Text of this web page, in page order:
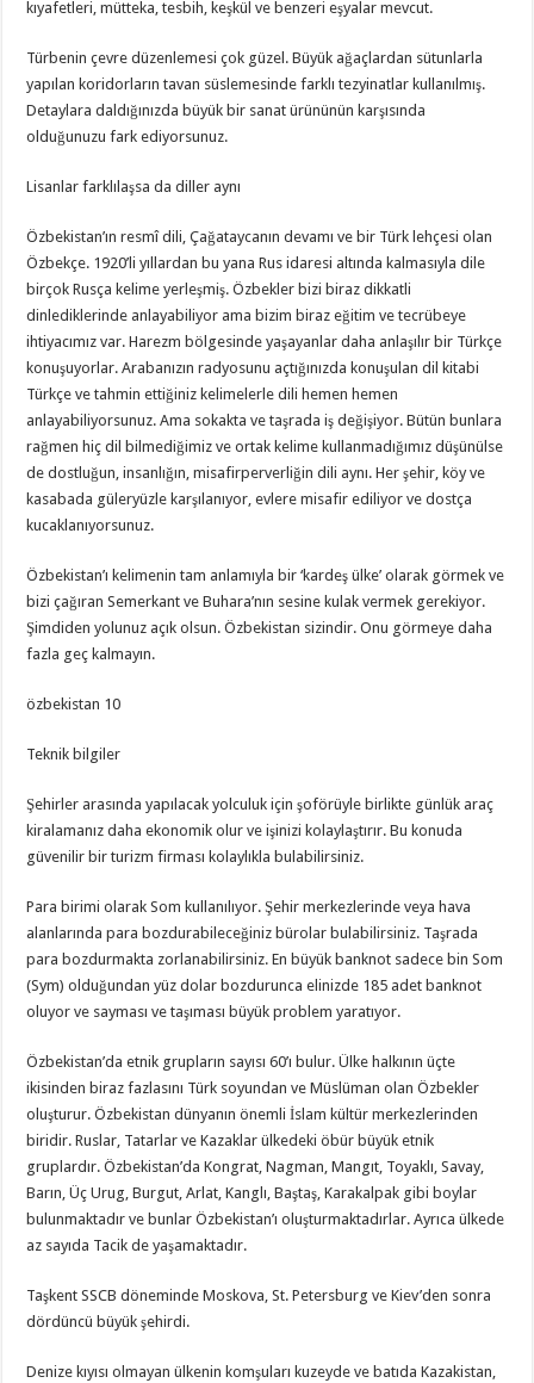
kıyafetleri, mütteka, tesbih, keşkül ve benzeri eşyalar mevcut.
Türbenin çevre düzenlemesi çok güzel. Büyük ağaçlardan sütunlarla
yapılan koridorların tavan süslemesinde farklı tezyinatlar kullanılmış.
Detaylara daldığınızda büyük bir sanat ürününün karşısında
olduğunuzu fark ediyorsunuz.
Lisanlar farklılaşsa da diller aynı
Özbekis­tan’ın resmî dili, Çağataycanın devamı ve bir Türk lehçesi olan
Özbekçe. 1920’li yıllardan bu yana Rus idaresi altında kalmasıyla dile
birçok Rusça kelime yerleşmiş. Özbekler bizi biraz dikkatli
dinlediklerinde anlayabiliyor ama bizim biraz eğitim ve tecrübeye
ihtiyacımız var. Harezm bölgesinde yaşayanlar daha anlaşılır bir Türkçe
konuşuyorlar. Arabanızın radyosunu açtığınızda konuşulan dil kitabi
Türkçe ve tahmin ettiğiniz kelimelerle dili hemen hemen
anlayabiliyorsunuz. Ama sokakta ve taşrada iş değişiyor. Bütün bunlara
rağmen hiç dil bilmediğimiz ve ortak kelime kullanmadığımız düşünülse
de dostluğun, insanlığın, misafirperverliğin dili aynı. Her şehir, köy ve
kasabada güleryüzle karşılanıyor, evlere misafir ediliyor ve dostça
kucaklanıyorsunuz.
Özbekistan’ı kelimenin tam anlamıyla bir ‘kardeş ülke’ olarak görmek ve
bizi çağıran Semerkant ve Buhara’nın sesine kulak vermek gerekiyor.
Şimdiden yolunuz açık olsun. Özbekistan sizindir. Onu görmeye daha
fazla geç kalmayın.
özbekistan 10
Teknik bilgiler
Şehirler arasında yapılacak yolculuk için şoförüyle birlikte günlük araç
kiralamanız daha ekonomik olur ve işinizi kolaylaştırır. Bu konuda
güvenilir bir turizm firması kolaylıkla bulabilirsiniz.
Para birimi olarak Som kullanılıyor. Şehir merkezlerinde veya hava
alanlarında para bozdurabileceğiniz bürolar bulabilirsiniz. Taşrada
para bozdurmakta zorlanabilirsiniz. En büyük banknot sadece bin Som
(Sym) olduğundan yüz dolar bozdurunca elinizde 185 adet banknot
oluyor ve sayması ve taşıması büyük problem yaratıyor.
Özbekistan’da etnik grupların sayısı 60’ı bulur. Ülke halkının üçte
ikisinden biraz fazlasını Türk soyundan ve Müslüman olan Özbekler
oluşturur. Özbekistan dünyanın önemli İslam kültür merkezlerinden
biridir. Ruslar, Tatarlar ve Kazaklar ülkedeki öbür büyük etnik
gruplardır. Özbekistan’da Kongrat, Nagman, Mangıt, Toyaklı, Savay,
Barın, Üç Urug, Burgut, Arlat, Kanglı, Baştaş, Karakalpak gibi boylar
bulunmaktadır ve bunlar Özbekistan’ı oluşturmaktadırlar. Ayrıca ülkede
az sayıda Tacik de yaşamaktadır.
Taşkent SSCB döneminde Moskova, St. Petersburg ve Kiev’den sonra
dördüncü büyük şehirdi.
Denize kıyısı olmayan ülkenin komşuları kuzeyde ve batıda Kazakistan,